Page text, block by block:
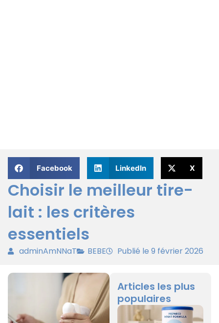
Facebook LinkedIn X
Choisir le meilleur tire-
lait : les critères
essentiels
adminAmNNaT BEBE Publié le 9 février 2026
Articles les plus
populaires